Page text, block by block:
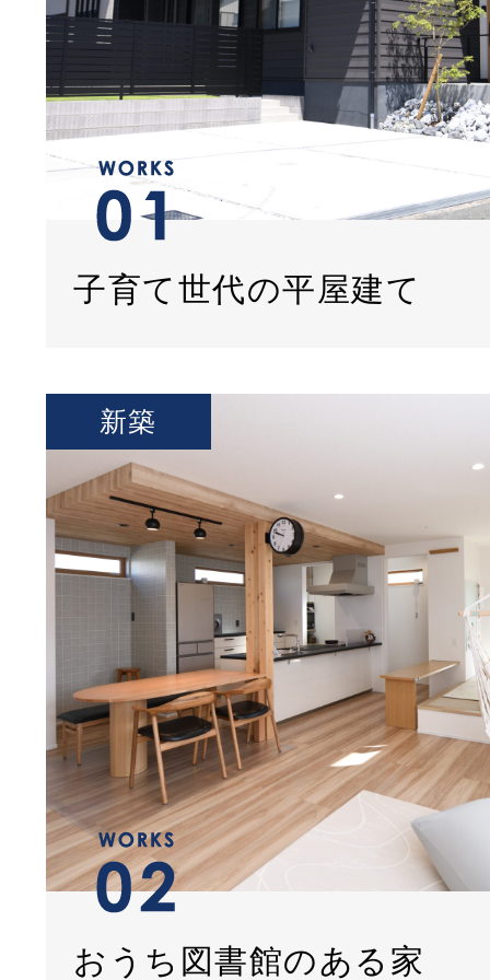
子育て世代の平屋建て
おうち図書館のある家
新築